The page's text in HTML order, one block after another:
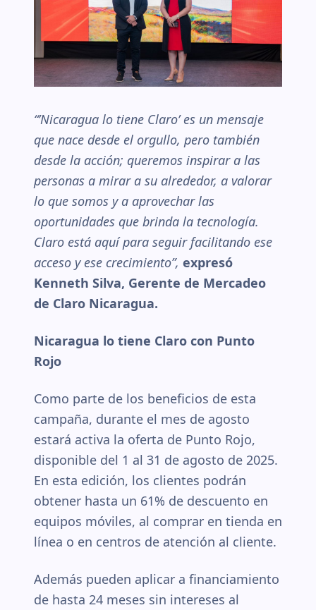
“’Nicaragua lo tiene Claro’ es un mensaje
que nace desde el orgullo, pero también
desde la acción; queremos inspirar a las
personas a mirar a su alrededor, a valorar
lo que somos y a aprovechar las
oportunidades que brinda la tecnología.
Claro está aquí para seguir facilitando ese
acceso y ese crecimiento”, expresó
Kenneth Silva, Gerente de Mercadeo
de Claro Nicaragua.
Nicaragua lo tiene Claro con Punto
Rojo
Como parte de los beneficios de esta
campaña, durante el mes de agosto
estará activa la oferta de Punto Rojo,
disponible del 1 al 31 de agosto de 2025.
En esta edición, los clientes podrán
obtener hasta un 61% de descuento en
equipos móviles, al comprar en tienda en
línea o en centros de atención al cliente.
Además pueden aplicar a financiamiento
de hasta 24 meses sin intereses al